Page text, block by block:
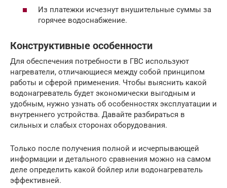
Из платежки исчезнут внушительные суммы за
горячее водоснабжение.
Конструктивные особенности
Для обеспечения потребности в ГВС используют
нагреватели, отличающиеся между собой принципом
работы и сферой применения. Чтобы выяснить какой
водонагреватель будет экономически выгодным и
удобным, нужно узнать об особенностях эксплуатации и
внутреннего устройства. Давайте разбираться в
сильных и слабых сторонах оборудования.
Только после получения полной и исчерпывающей
информации и детального сравнения можно на самом
деле определить какой бойлер или водонагреватель
эффективней.